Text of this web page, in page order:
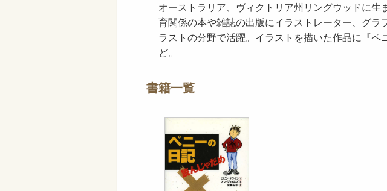
オーストラリア、ヴィクトリア州リングウッドに
育関係の本や雑誌の出版にイラストレーター、グ
ラストの分野で活躍。イラストを描いた作品に『
ど。
書籍一覧